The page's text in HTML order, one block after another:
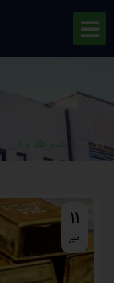
اخبار طلا و ارز
11
تیر